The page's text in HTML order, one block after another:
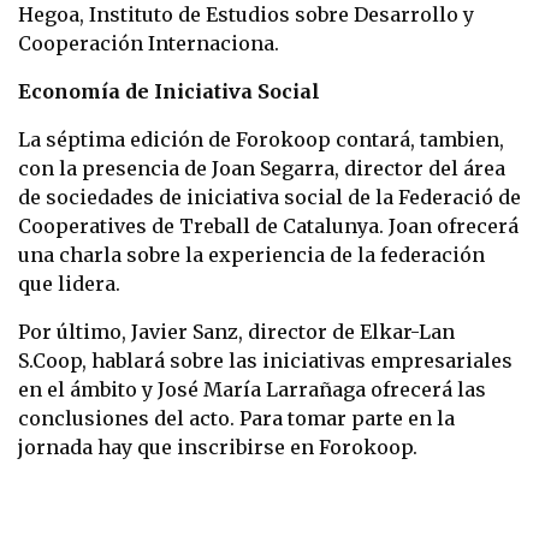
Hegoa, Instituto de Estudios sobre Desarrollo y
Cooperación Internaciona.
Economía de Iniciativa Social
La séptima edición de Forokoop contará, tambien,
con la presencia de Joan Segarra, director del área
de sociedades de iniciativa social de la Federació de
Cooperatives de Treball de Catalunya. Joan ofrecerá
una charla sobre la experiencia de la federación
que lidera.
Por último, Javier Sanz, director de Elkar-Lan
S.Coop, hablará sobre las iniciativas empresariales
en el ámbito y José María Larrañaga ofrecerá las
conclusiones del acto. Para tomar parte en la
jornada hay que inscribirse en Forokoop.